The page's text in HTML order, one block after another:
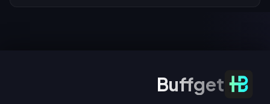
الاشتراك في العروضBuffget